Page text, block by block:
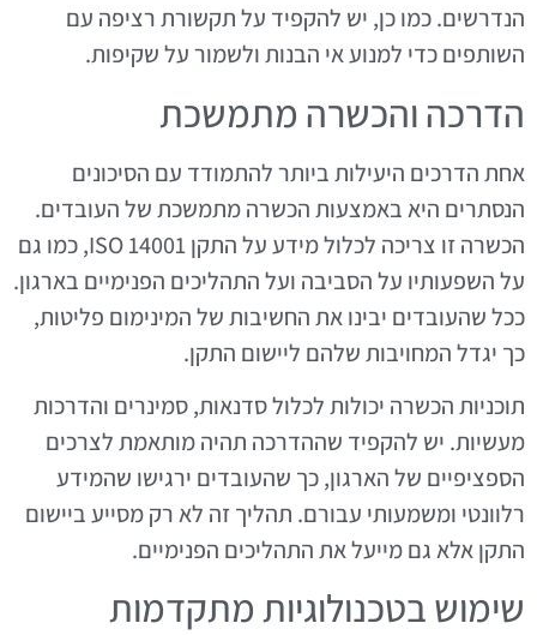
הנדרשים. כמו כן, יש להקפיד על תקשורת רציפה עם
השותפים כדי למנוע אי הבנות ולשמור על שקיפות.
הדרכה והכשרה מתמשכת
אחת הדרכים היעילות ביותר להתמודד עם הסיכונים
הנסתרים היא באמצעות הכשרה מתמשכת של העובדים.
הכשרה זו צריכה לכלול מידע על התקן ISO 14001, כמו גם
על השפעותיו על הסביבה ועל התהליכים הפנימיים בארגון.
ככל שהעובדים יבינו את החשיבות של המינימום פליטות,
כך יגדל המחויבות שלהם ליישום התקן.
תוכניות הכשרה יכולות לכלול סדנאות, סמינרים והדרכות
מעשיות. יש להקפיד שההדרכה תהיה מותאמת לצרכים
הספציפיים של הארגון, כך שהעובדים ירגישו שהמידע
רלוונטי ומשמעותי עבורם. תהליך זה לא רק מסייע ביישום
התקן אלא גם מייעל את התהליכים הפנימיים.
שימוש בטכנולוגיות מתקדמות